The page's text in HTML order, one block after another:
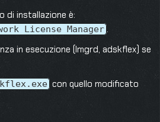
di installazione è:
License Manager .
in esecuzione (lmgrd, adskflex) se
con quello modificato